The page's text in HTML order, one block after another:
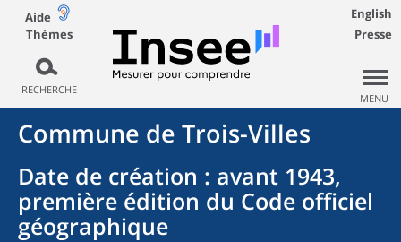
Aide
Thèmes
RECHERCHE
English
Presse
MENU
Commune de Trois-Villes
Date de création : avant 1943,
première édition du Code officiel
géographique